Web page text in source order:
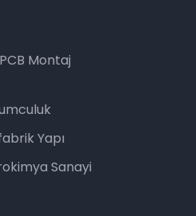
Montaj
Yapı
Sanayi